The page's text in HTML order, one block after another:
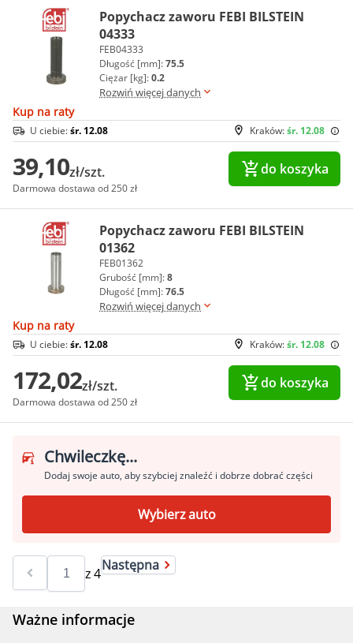
Popychacz zaworu FEBI BILSTEIN
04333
FEB04333
Długość [mm]:75.5
Ciężar [kg]:0.2
Rozwiń więcej danych
Kup na raty
Kraków:śr. 12.08
U ciebie:śr. 12.08
39,10zł/szt.
Darmowa dostawa od 250 zł
do koszyka
Popychacz zaworu FEBI BILSTEIN
01362
FEB01362
Grubość [mm]:8
Długość [mm]:76.5
Rozwiń więcej danych
Kup na raty
Kraków:śr. 12.08
U ciebie:śr. 12.08
172,02zł/szt.
Darmowa dostawa od 250 zł
do koszyka
Chwileczkę...
Dodaj swoje auto, aby szybciej znaleźć i dobrze dobrać części
Wybierz auto
z4Następna
Ważne informacje